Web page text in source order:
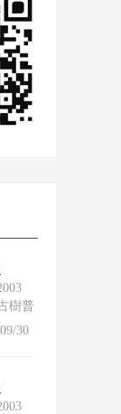
樹普
希30